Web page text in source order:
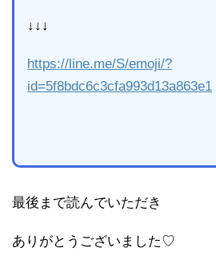
↓↓↓
https://line.me/S/emoji/?
id=5f8bdc6c3cfa993d13a863e1
最後まで読んでいただき
ありがとうございました♡